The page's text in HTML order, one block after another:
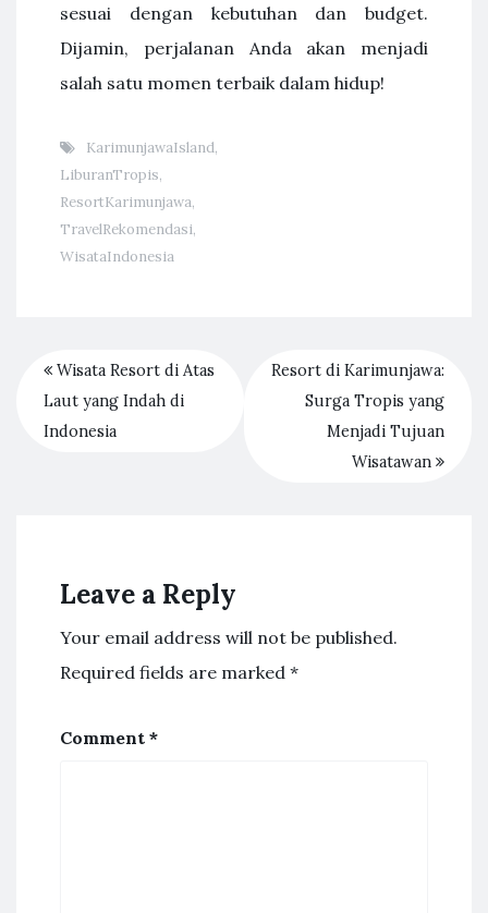
sesuai dengan kebutuhan dan budget.
Dijamin, perjalanan Anda akan menjadi
salah satu momen terbaik dalam hidup!
KarimunjawaIsland,
LiburanTropis,
ResortKarimunjawa,
TravelRekomendasi,
WisataIndonesia
Wisata Resort di Atas
Laut yang Indah di
Indonesia
Resort di Karimunjawa:
Surga Tropis yang
Menjadi Tujuan
Wisatawan
Leave a Reply
Your email address will not be published.
Required fields are marked *
Comment *